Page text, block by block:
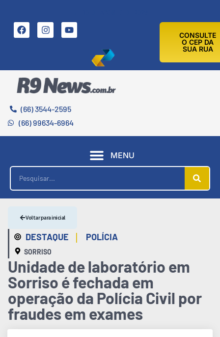
CONSULTE
O CEP DA
SUA RUA
(66) 3544-2595
(66) 99634-6964
MENU
DESTAQUE | POLÍCIA
SORRISO
Voltar para inicial
Unidade de laboratório em
Sorriso é fechada em
operação da Polícia Civil por
fraudes em exames